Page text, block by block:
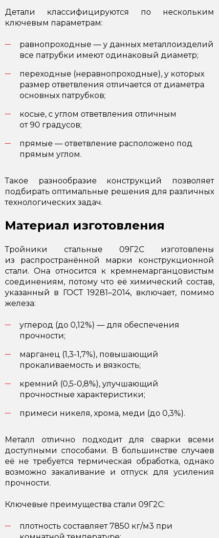
Детали классифицируются по нескольким
ключевым параметрам:
равнопроходные — у данных металлоизделий
все патрубки имеют одинаковый диаметр;
переходные (неравнопроходные), у которых
размер ответвления отличается от диаметра
основных патрубков;
косые, с углом ответвления отличным
от 90 градусов;
прямые — ответвление расположено под
прямым углом.
Такое разнообразие конструкций позволяет
подбирать оптимальные решения для различных
технологических задач.
Материал изготовления
Тройники стальные 09Г2С изготовлены
из распространённой марки конструкционной
стали. Она относится к кремнемарганцовистым
соединениям, потому что её химический состав,
указанный в ГОСТ 19281–2014, включает, помимо
железа:
углерод (до 0,12%) — для обеспечения
прочности;
марганец (1,3-1,7%), повышающий
прокаливаемость и вязкость;
кремний (0,5-0,8%), улучшающий
прочностные характеристики;
примеси никеля, хрома, меди (до 0,3%).
Металл отлично подходит для сварки всеми
доступными способами. В большинстве случаев
её не требуется термическая обработка, однако
возможно закаливание и отпуск для усиления
прочности.
Ключевые преимущества стали 09Г2С:
плотность составляет 7850 кг/м3 при